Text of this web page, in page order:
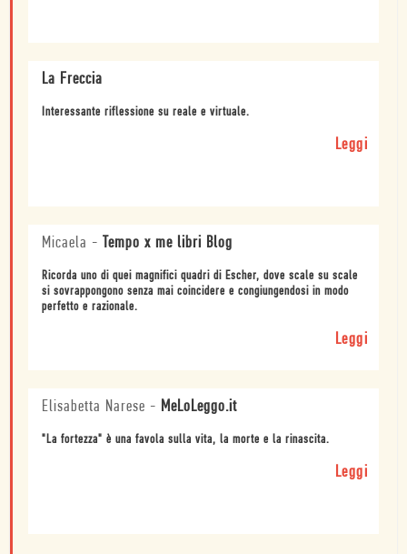
La Freccia
Interessante riflessione su reale e virtuale.
Leggi
Micaela - Tempo x me libri Blog
Ricorda uno di quei magnifici quadri di Escher, dove scale su scale
si sovrappongono senza mai coincidere e congiungendosi in modo
perfetto e razionale.
Leggi
Elisabetta Narese - MeLoLeggo.it
"La fortezza" è una favola sulla vita, la morte e la rinascita.
Leggi